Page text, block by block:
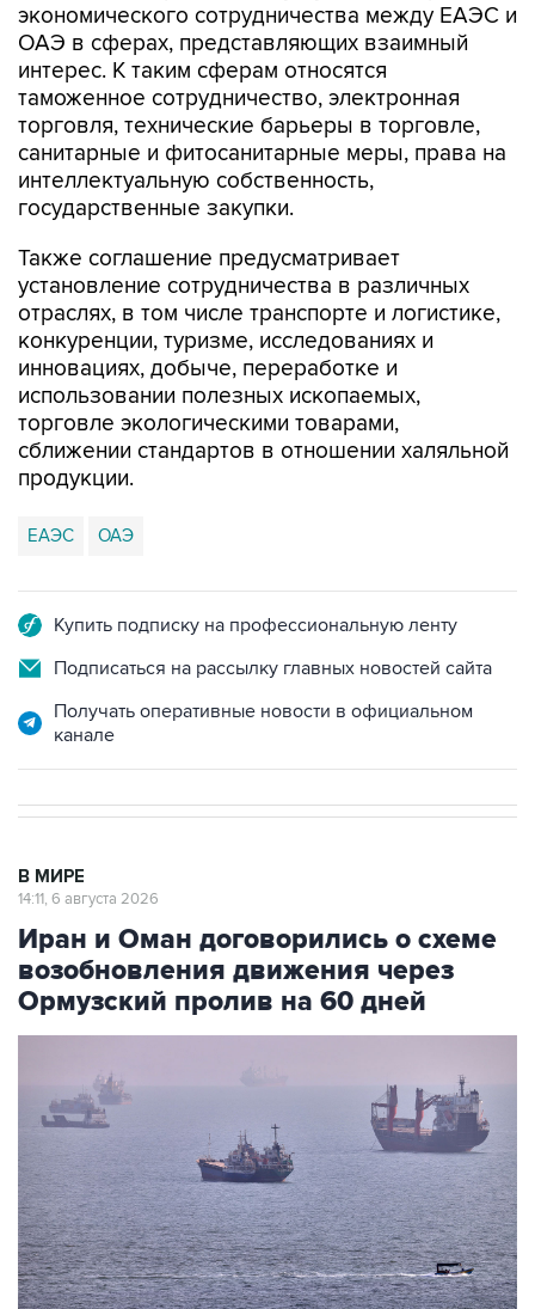
экономического сотрудничества между ЕАЭС и
ОАЭ в сферах, представляющих взаимный
интерес. К таким сферам относятся
таможенное сотрудничество, электронная
торговля, технические барьеры в торговле,
санитарные и фитосанитарные меры, права на
интеллектуальную собственность,
государственные закупки.
Также соглашение предусматривает
установление сотрудничества в различных
отраслях, в том числе транспорте и логистике,
конкуренции, туризме, исследованиях и
инновациях, добыче, переработке и
использовании полезных ископаемых,
торговле экологическими товарами,
сближении стандартов в отношении халяльной
продукции.
ЕАЭС ОАЭ
Купить подписку на профессиональную ленту
Подписаться на рассылку главных новостей сайта
Получать оперативные новости в официальном
канале
В МИРЕ
14:11, 6 августа 2026
Иран и Оман договорились о схеме
возобновления движения через
Ормузский пролив на 60 дней